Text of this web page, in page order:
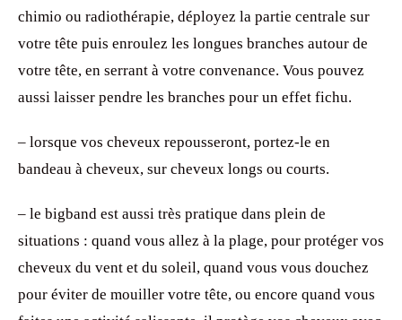
chimio ou radiothérapie, déployez la partie centrale sur
votre tête puis enroulez les longues branches autour de
votre tête, en serrant à votre convenance. Vous pouvez
aussi laisser pendre les branches pour un effet fichu.
– lorsque vos cheveux repousseront, portez-le en
bandeau à cheveux, sur cheveux longs ou courts.
– le bigband est aussi très pratique dans plein de
situations : quand vous allez à la plage, pour protéger vos
cheveux du vent et du soleil, quand vous vous douchez
pour éviter de mouiller votre tête, ou encore quand vous